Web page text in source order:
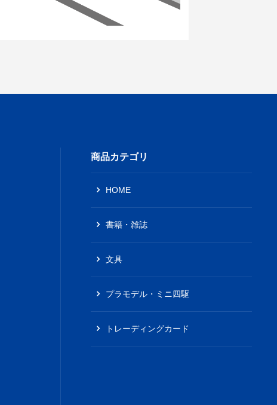
商品カテゴリ
HOME
書籍・雑誌
文具
プラモデル・ミニ四駆
トレーディングカード